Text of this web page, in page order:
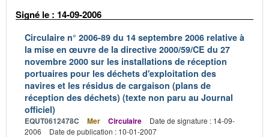
Signé le : 14-09-2006
Circulaire n° 2006-89 du 14 septembre 2006 relative à
la mise en œuvre de la directive 2000/59/CE du 27
novembre 2000 sur les installations de réception
portuaires pour les déchets d'exploitation des
navires et les résidus de cargaison (plans de
réception des déchets) (texte non paru au Journal
officiel)
EQUT0612478C Mer Circulaire
Date de signature : 14-09-
2006
Date de publication : 10-01-2007